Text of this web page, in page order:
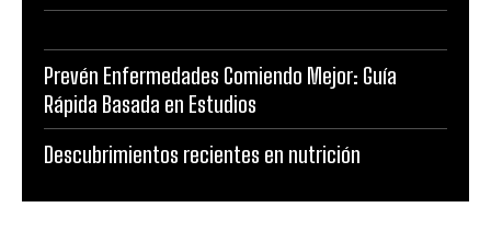
Prevén Enfermedades Comiendo Mejor: Guía
Rápida Basada en Estudios
Descubrimientos recientes en nutrición